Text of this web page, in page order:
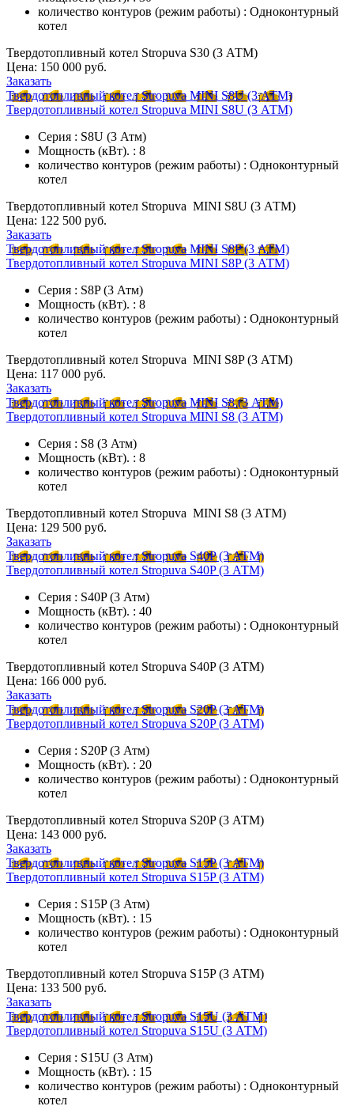
количество контуров (режим работы) : Одноконтурный
котел
Твердотопливный котел Stropuva S30 (3 АТМ)
Цена: 150 000 руб.
Заказать
Твердотопливный котел Stropuva MINI S8U (3 АТМ)
Твердотопливный котел Stropuva MINI S8U (3 АТМ)
Серия : S8U (3 Атм)
Мощность (кВт). : 8
количество контуров (режим работы) : Одноконтурный
котел
Твердотопливный котел Stropuva MINI S8U (3 АТМ)
Цена: 122 500 руб.
Заказать
Твердотопливный котел Stropuva MINI S8P (3 АТМ)
Твердотопливный котел Stropuva MINI S8P (3 АТМ)
Серия : S8P (3 Атм)
Мощность (кВт). : 8
количество контуров (режим работы) : Одноконтурный
котел
Твердотопливный котел Stropuva MINI S8P (3 АТМ)
Цена: 117 000 руб.
Заказать
Твердотопливный котел Stropuva MINI S8 (3 АТМ)
Твердотопливный котел Stropuva MINI S8 (3 АТМ)
Серия : S8 (3 Атм)
Мощность (кВт). : 8
количество контуров (режим работы) : Одноконтурный
котел
Твердотопливный котел Stropuva MINI S8 (3 АТМ)
Цена: 129 500 руб.
Заказать
Твердотопливный котел Stropuva S40P (3 АТМ)
Твердотопливный котел Stropuva S40P (3 АТМ)
Серия : S40P (3 Атм)
Мощность (кВт). : 40
количество контуров (режим работы) : Одноконтурный
котел
Твердотопливный котел Stropuva S40P (3 АТМ)
Цена: 166 000 руб.
Заказать
Твердотопливный котел Stropuva S20P (3 АТМ)
Твердотопливный котел Stropuva S20P (3 АТМ)
Серия : S20P (3 Атм)
Мощность (кВт). : 20
количество контуров (режим работы) : Одноконтурный
котел
Твердотопливный котел Stropuva S20P (3 АТМ)
Цена: 143 000 руб.
Заказать
Твердотопливный котел Stropuva S15P (3 АТМ)
Твердотопливный котел Stropuva S15P (3 АТМ)
Серия : S15P (3 Атм)
Мощность (кВт). : 15
количество контуров (режим работы) : Одноконтурный
котел
Твердотопливный котел Stropuva S15P (3 АТМ)
Цена: 133 500 руб.
Заказать
Твердотопливный котел Stropuva S15U (3 АТМ)
Твердотопливный котел Stropuva S15U (3 АТМ)
Серия : S15U (3 Атм)
Мощность (кВт). : 15
количество контуров (режим работы) : Одноконтурный
котел